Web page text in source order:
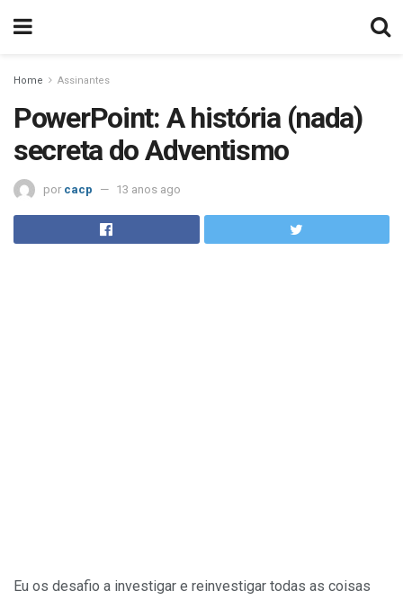
Home Assinantes
PowerPoint: A história (nada)
secreta do Adventismo
por cacp 13 anos ago
Eu os desafio a investigar e reinvestigar todas as coisas